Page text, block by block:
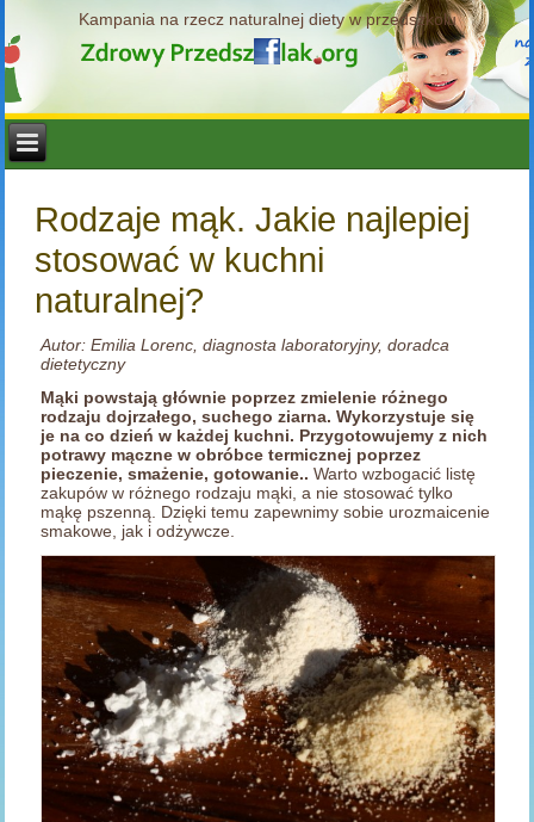
Kampania na rzecz naturalnej diety w przedszkolu
Rodzaje mąk. Jakie najlepiej
stosować w kuchni
naturalnej?
Autor: Emilia Lorenc, diagnosta laboratoryjny, doradca
dietetyczny
Mąki powstają głównie poprzez zmielenie różnego
rodzaju dojrzałego, suchego ziarna. Wykorzystuje się
je na co dzień w każdej kuchni. Przygotowujemy z nich
potrawy mączne w obróbce termicznej poprzez
pieczenie, smażenie, gotowanie..Warto wzbogacić listę
zakupów w różnego rodzaju mąki, a nie stosować tylko
mąkę pszenną. Dzięki temu zapewnimy sobie urozmaicenie
smakowe, jak i odżywcze.